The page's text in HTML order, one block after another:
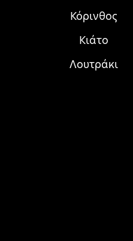
Κόρινθος
Κιάτο
Λουτράκι